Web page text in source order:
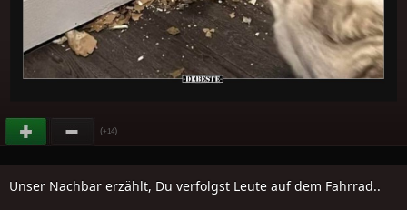
(+14)
Unser Nachbar erzählt, Du verfolgst Leute auf dem Fahrrad..